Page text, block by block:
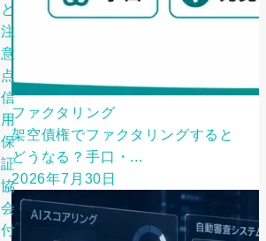
と
注
意
点
信
用
保
証
協
会
付
ファクタリング
架空債権でファクタリングすると
どうなる？手口・...
2026年7月30日